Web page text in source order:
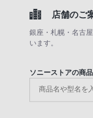
店舗のご
銀座・札幌・名古
います。
ソニーストアの商